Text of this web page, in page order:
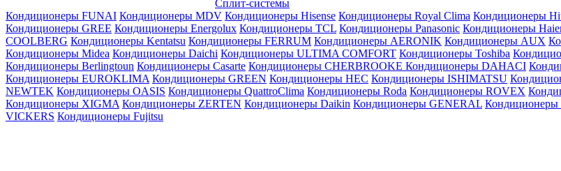
Сплит-системы
Кондиционеры FUNAI Кондиционеры MDV Кондиционеры Hisense Кондиционеры Royal Clima Кондиционеры
Кондиционеры GREE Кондиционеры Energolux Кондиционеры TCL Кондиционеры Panasonic Кондиционеры
СOOLBERG Кондиционеры Kentatsu Кондиционеры FERRUM Кондиционеры AERONIK Кондиционеры AUX
Кондиционеры Midea Кондиционеры Daichi Кондиционеры ULTIMA COMFORT Кондиционеры Toshiba
Кондиционеры Berlingtoun Кондиционеры Casarte Кондиционеры CHERBROOKE Кондиционеры DAHACI
Кондиционеры EUROKLIMA Кондиционеры GREEN Кондиционеры HEC Кондиционеры ISHIMATSU
NEWTEK Кондиционеры OASIS Кондиционеры QuattroClima Кондиционеры Roda Кондиционеры ROVEX
Кондиционеры XIGMA Кондиционеры ZERTEN Кондиционеры Daikin Кондиционеры GENERAL Кондиционеры
VICKERS Кондиционеры Fujitsu